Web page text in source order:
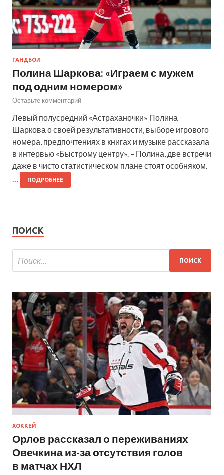
ГАНДБОЛ
Полина Шаркова: «Играем с мужем
под одним номером»
Оставьте комментарий
Левый полусредний «Астраханочки» Полина
Шаркова о своей результативности, выборе игрового
номера, предпочтениях в книгах и музыке рассказала
в интервью «Быстрому центру». – Полина, две встречи
даже в чисто статистическом плане стоят особняком.
…
ПОДРОБНЕЕ
ПОИСК
ХОККЕЙ
Орлов рассказал о переживаниях
Овечкина из-за отсутствия голов
в матчах НХЛ